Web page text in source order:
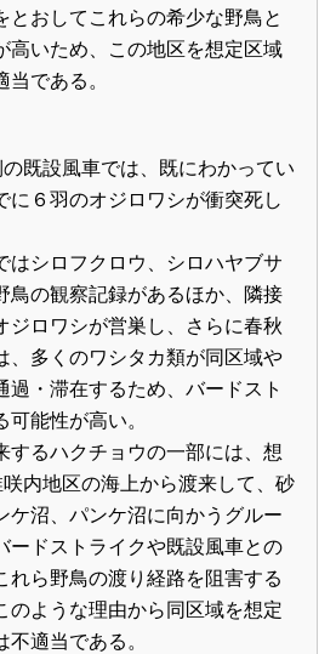
とおしてこれらの希少な野鳥と
高いため、この地区を想定区域
当である。
既設風車では、既にわかってい
に６羽のオジロワシが衝突死し
シロフクロウ、シロハヤブサ
鳥の観察記録があるほか、隣接
ジロワシが営巣し、さらに春秋
、多くのワシタカ類が同区域や
過・滞在するため、バードスト
能性が高い。
るハクチョウの一部には、想
内地区の海上から渡来して、砂
ケ沼、パンケ沼に向かうグルー
ードストライクや既設風車との
れら野鳥の渡り経路を阻害する
のような理由から同区域を想定
不適当である。